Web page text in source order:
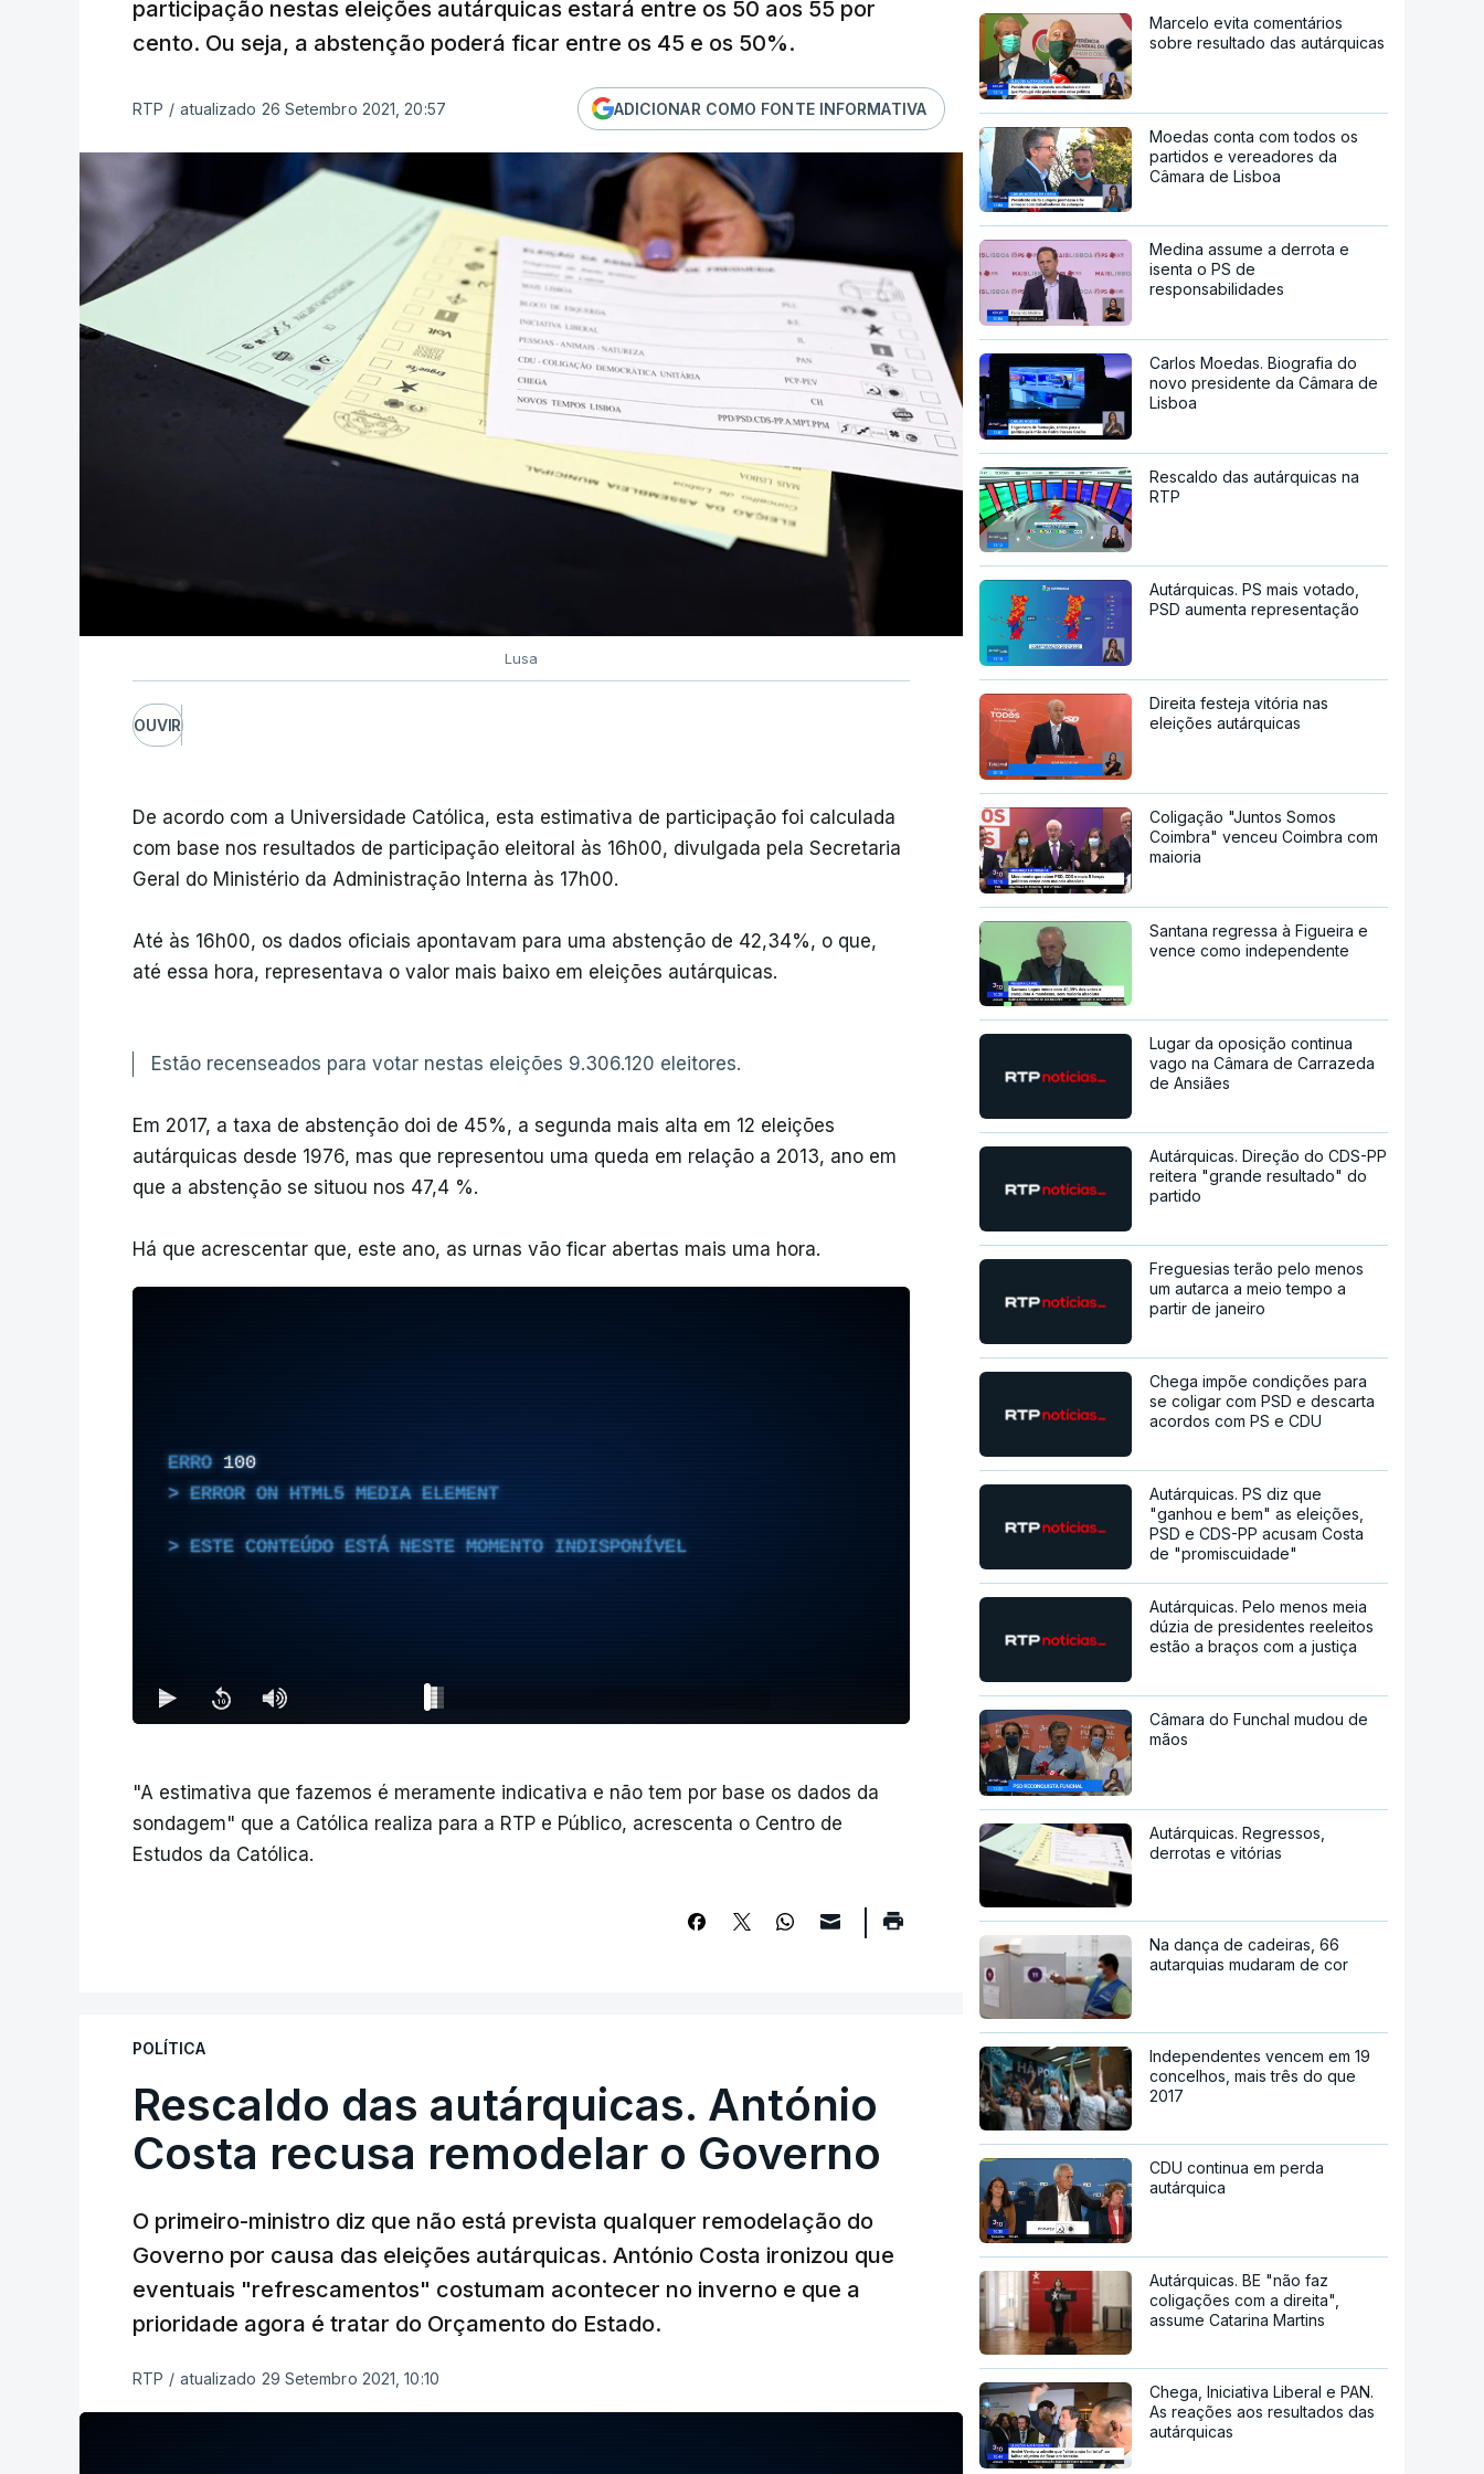
participação nestas eleições autárquicas estará entre os 50 aos 55 por
cento. Ou seja, a abstenção poderá ficar entre os 45 e os 50%.
RTP / atualizado 26 Setembro 2021, 20:57 ADICIONAR COMO FONTE INFORMATIVA
Lusa
OUVIR
De acordo com a Universidade Católica, esta estimativa de participação foi calculada
com base nos resultados de participação eleitoral às 16h00, divulgada pela Secretaria
Geral do Ministério da Administração Interna às 17h00.
Até às 16h00, os dados oficiais apontavam para uma abstenção de 42,34%, o que,
até essa hora, representava o valor mais baixo em eleições autárquicas.
Estão recenseados para votar nestas eleições 9.306.120 eleitores.
Em 2017, a taxa de abstenção doi de 45%, a segunda mais alta em 12 eleições
autárquicas desde 1976, mas que representou uma queda em relação a 2013, ano em
que a abstenção se situou nos 47,4 %.
Há que acrescentar que, este ano, as urnas vão ficar abertas mais uma hora.
ERRO 100
ERROR ON HTML5 MEDIA ELEMENT
ESTE CONTEÚDO ESTÁ NESTE MOMENTO INDISPONÍVEL
"A estimativa que fazemos é meramente indicativa e não tem por base os dados da
sondagem" que a Católica realiza para a RTP e Público, acrescenta o Centro de
Estudos da Católica.
POLÍTICA
Rescaldo das autárquicas. António
Costa recusa remodelar o Governo
O primeiro-ministro diz que não está prevista qualquer remodelação do
Governo por causa das eleições autárquicas. António Costa ironizou que
eventuais "refrescamentos" costumam acontecer no inverno e que a
prioridade agora é tratar do Orçamento do Estado.
RTP / atualizado 29 Setembro 2021, 10:10
Marcelo evita comentários
sobre resultado das autárquicas
Moedas conta com todos os
partidos e vereadores da
Câmara de Lisboa
Medina assume a derrota e
isenta o PS de
responsabilidades
Carlos Moedas. Biografia do
novo presidente da Câmara de
Lisboa
Rescaldo das autárquicas na
RTP
Autárquicas. PS mais votado,
PSD aumenta representação
Direita festeja vitória nas
eleições autárquicas
Coligação "Juntos Somos
Coimbra" venceu Coimbra com
maioria
Santana regressa à Figueira e
vence como independente
Lugar da oposição continua
vago na Câmara de Carrazeda
de Ansiães
Autárquicas. Direção do CDS-PP
reitera "grande resultado" do
partido
Freguesias terão pelo menos
um autarca a meio tempo a
partir de janeiro
Chega impõe condições para
se coligar com PSD e descarta
acordos com PS e CDU
Autárquicas. PS diz que
"ganhou e bem" as eleições,
PSD e CDS-PP acusam Costa
de "promiscuidade"
Autárquicas. Pelo menos meia
dúzia de presidentes reeleitos
estão a braços com a justiça
Câmara do Funchal mudou de
mãos
Autárquicas. Regressos,
derrotas e vitórias
Na dança de cadeiras, 66
autarquias mudaram de cor
Independentes vencem em 19
concelhos, mais três do que
2017
CDU continua em perda
autárquica
Autárquicas. BE "não faz
coligações com a direita",
assume Catarina Martins
Chega, Iniciativa Liberal e PAN.
As reações aos resultados das
autárquicas